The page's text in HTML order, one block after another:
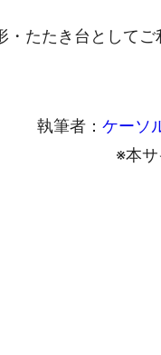
たたき台としてご
執筆者： ケーソ
※本